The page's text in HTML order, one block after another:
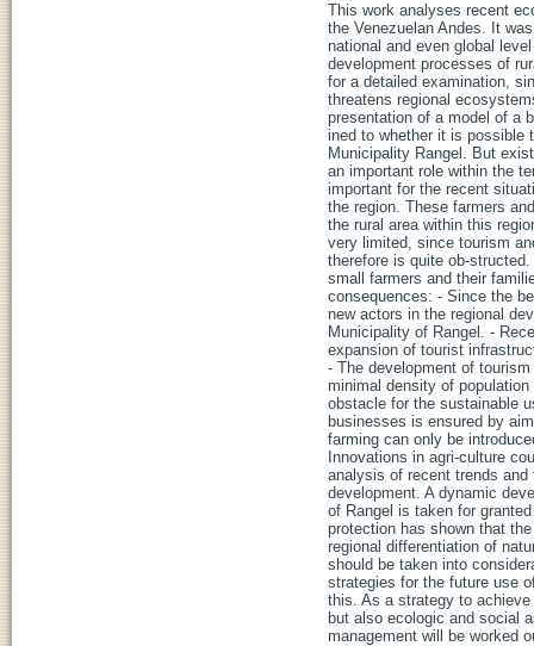
This work analyses recent
the Venezuelan Andes. It
national and even global
development processes of
for a detailed examination,
threatens regional
presentation of a model of a
ined to whether it is possible
Municipality Rangel. But
an important role within the
important for the recent
the region. These farmers
the rural area within this
very limited, since tourism
therefore is quite ob-
small farmers and their
consequences: - Since the
new actors in the regional
Municipality of Rangel. -
expansion of tourist
- The development of
minimal density of
obstacle for the sustainable
businesses is ensured by
farming can only be
Innovations in agri-culture
analysis of recent trends
development. A dynamic
of Rangel is taken for
protection has shown that
regional differentiation of
should be taken into
strategies for the future use
this. As a strategy to
but also ecologic and social
management will be worked